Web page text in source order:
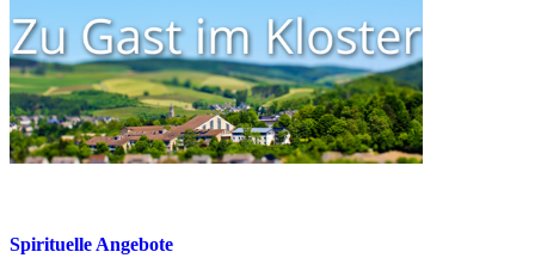
Spirituelle Angebote